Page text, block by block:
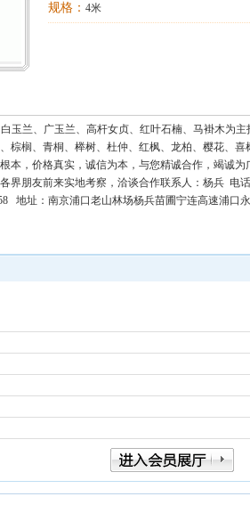
规格： 4米
白玉兰、广玉兰、高杆女贞、红叶石楠、马褂木为
棕榈、青桐、榉树、杜仲、红枫、龙柏、樱花、
本，价格真实，诚信为本，与您精诚合作，竭诚
界朋友前来实地考察，洽谈合作联系人：杨兵 电话
地址：南京浦口老山林场杨兵苗圃宁连高速浦口